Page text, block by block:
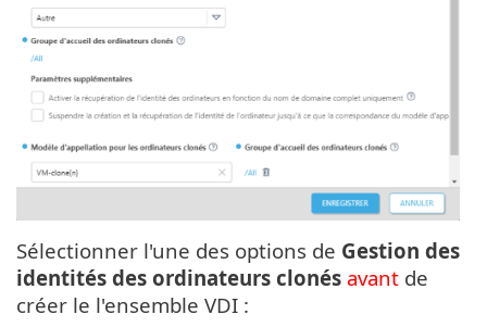
Sélectionner l'une des options de Gestion des
identités des ordinateurs clonés avant de
créer le l'ensemble VDI :